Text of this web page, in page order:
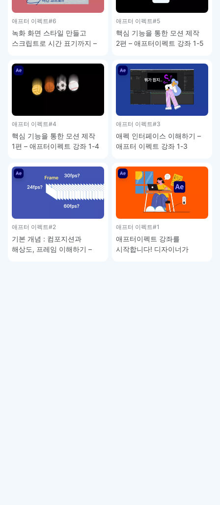
애프터 이펙트#6
녹화 화면 스타일 만들고
스크립트로 시간 표기까지 –
애프터 이펙트#5
핵심 기능을 통한 모션 제작
2편 – 애프터이펙트 강좌 1-5
애프터 이펙트#4
핵심 기능을 통한 모션 제작
1편 – 애프터이펙트 강좌 1-4
애프터 이펙트#3
애펙 인터페이스 이해하기 –
애프터 이펙트 강좌 1-3
애프터 이펙트#2
기본 개념 : 컴포지션과
해상도, 프레임 이해하기 –
애프터 이펙트#1
애프터이펙트 강좌를
시작합니다! 디자이너가